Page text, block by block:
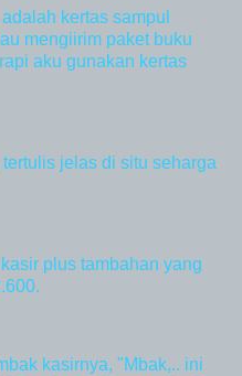
kertas sampul
mengiirim paket buku
aku gunakan kertas
jelas di situ seharga
plus tambahan yang
kasirnya, "Mbak,.. ini